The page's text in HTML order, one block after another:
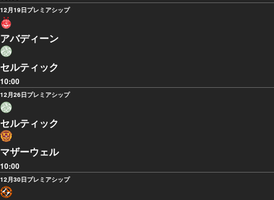
12月19日プレミアシップ
アバディーン
セルティック
10:00
12月26日プレミアシップ
セルティック
マザーウェル
10:00
12月30日プレミアシップ